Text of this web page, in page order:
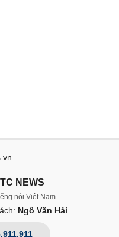
NEWS
nói Việt Nam
Ngô Văn Hải